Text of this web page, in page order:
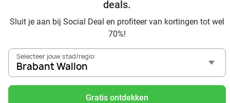
deals.
Sluit je aan bij Social Deal en profiteer van kortingen tot wel
70%!
Selecteer jouw stad/regio:
Brabant Wallon
Gratis ontdekken